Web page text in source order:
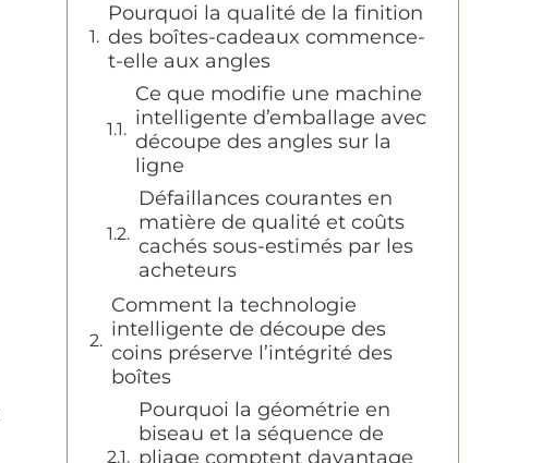
Pourquoi la qualité de la finition
des boîtes-cadeaux commence-
t-elle aux angles
Ce que modifie une machine
intelligente d’emballage avec
découpe des angles sur la
ligne
Défaillances courantes en
matière de qualité et coûts
cachés sous-estimés par les
acheteurs
Comment la technologie
intelligente de découpe des
coins préserve l’intégrité des
boîtes
Pourquoi la géométrie en
biseau et la séquence de
pliage comptent davantage